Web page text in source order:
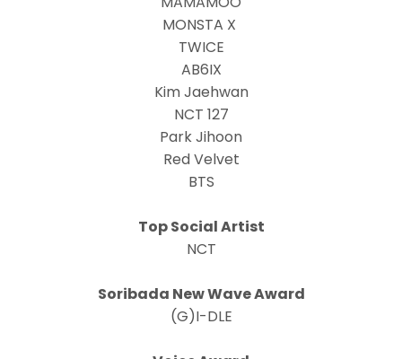
MONSTA X
TWICE
AB6IX
Kim Jaehwan
NCT 127
Park Jihoon
Red Velvet
BTS
Top Social Artist
NCT
Soribada New Wave Award
(G)I-DLE